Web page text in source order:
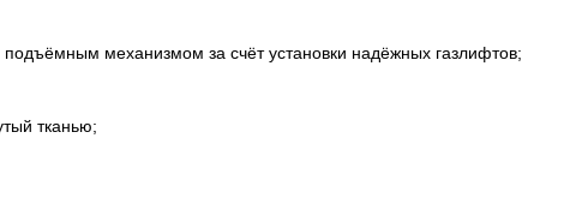
механизмом за счёт установки надёжных газлифтов;
тканью;